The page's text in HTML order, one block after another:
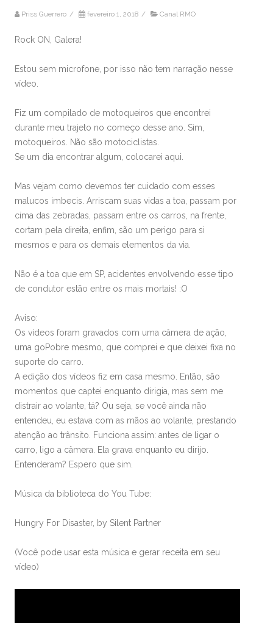
Priss Guerrero / fevereiro 1, 2018 / Canal RMO
Rock ON, Galera!
Estou sem microfone, por isso não tem narração nesse
vídeo.
Fiz um compilado de motoqueiros que encontrei
durante meu trajeto no começo desse ano. Sim,
motoqueiros. Não são motociclistas.
Se um dia encontrar algum, colocarei aqui.
Mas vejam como devemos ter cuidado com esses
malucos imbecis. Arriscam suas vidas a toa, passam por
cima das zebradas, passam entre os carros, na frente,
cortam pela direita, enfim, são um perigo para si
mesmos e para os demais elementos da via.
Não é a toa que em SP, acidentes envolvendo esse tipo
de condutor estão entre os mais mortais! :O
Aviso:
Os vídeos foram gravados com uma câmera de ação,
uma goPobre mesmo, que comprei e que deixei fixa no
suporte do carro.
A edição dos vídeos fiz em casa mesmo. Então, são
momentos que captei enquanto dirigia, mas sem me
distrair ao volante, tá? Ou seja, se você ainda não
entendeu, eu estava com as mãos ao volante, prestando
atenção ao trânsito. Funciona assim: antes de ligar o
carro, ligo a câmera. Ela grava enquanto eu dirijo.
Entenderam? Espero que sim.
Música da biblioteca do You Tube:
Hungry For Disaster, by Silent Partner
(Você pode usar esta música e gerar receita em seu
vídeo)